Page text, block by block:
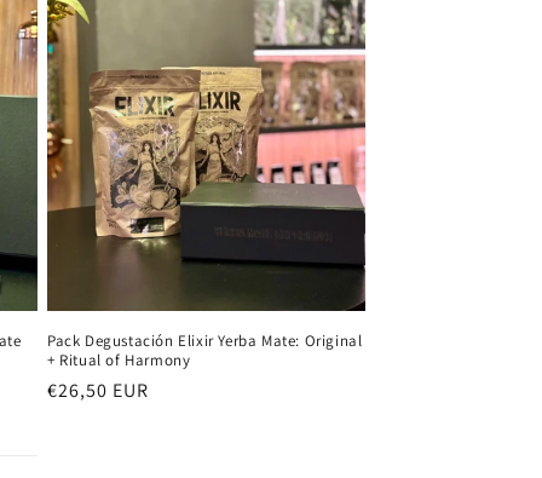
Pack Degustación Elixir Yerba Mate: Original
+ Ritual of Harmony
Precio
€26,50 EUR